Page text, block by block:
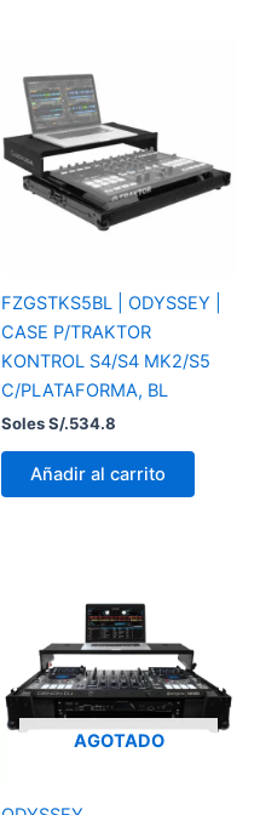
FZGSTKS5BL | ODYSSEY |
CASE P/TRAKTOR
KONTROL S4/S4 MK2/S5
C/PLATAFORMA, BL
Soles S/.534.8
Añadir al carrito
AGOTADO